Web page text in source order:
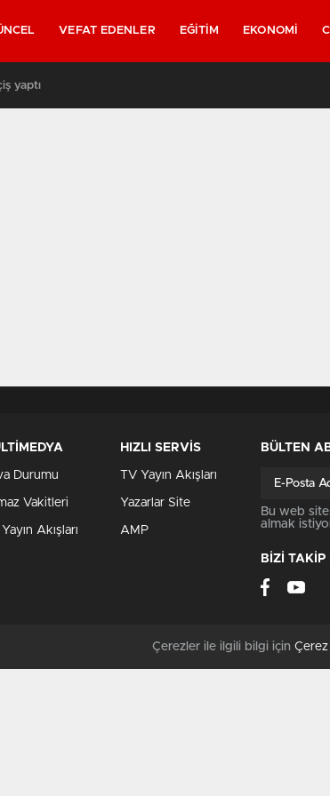
VEFAT EDENLER EĞITIM EKONOMI
gezecek?
Durumu
Vakitleri
Yayın Akışları
HIZLI SERVİS
TV Yayın Akışları
Yazarlar Site
AMP
BÜLTEN
Bu web
almak
BİZİ TAKİP
Çerezler ile ilgili bilgi için Çerez